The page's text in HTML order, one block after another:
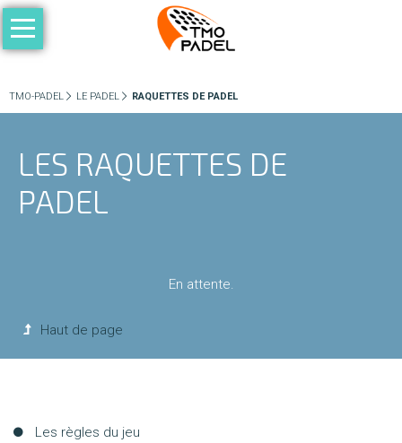
Aller
au
ACCUEIL
LE
PADEL
Les
règles
du
pratique
TMO-PADEL LE PADEL RAQUETTES DE PADEL
LES RAQUETTES DE
PADEL
En attente.
Haut de page
Aller
Les règles du jeu